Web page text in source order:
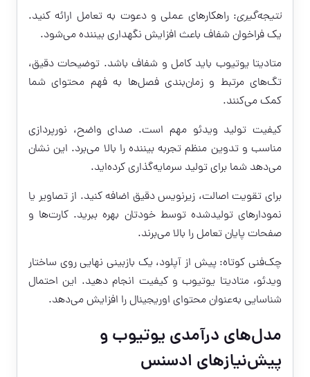
نتیجه‌گیری: راهکارهای عملی و دعوت به تعامل ارائه کنید.
یک فراخوان شفاف باعث افزایش نگهداری بیننده می‌شود.
متادیتا یوتیوب باید کامل و شفاف باشد. توضیحات دقیق،
تگ‌های مرتبط و زمان‌بندی فصل‌ها به فهم محتوای شما
کمک می‌کنند.
کیفیت تولید ویدئو مهم است. صدای واضح، نورپردازی
مناسب و تدوین منظم تجربه بیننده را بالا می‌برد. این نشان
می‌دهد شما برای تولید سرمایه‌گذاری کرده‌اید.
برای تقویت اصالت، زیرنویس دقیق اضافه کنید. از تصاویر یا
نمودارهای تولیدشده توسط خودتان بهره ببرید. کارت‌ها و
صفحات پایان تعامل را بالا می‌برند.
چک‌فنی کوتاه: پیش از آپلود، یک بازبینی نهایی روی ساختار
ویدئو، متادیتا یوتیوب و کیفیت انجام دهید. این احتمال
شناسایی به‌عنوان محتوای اوریجینال را افزایش می‌دهد.
مدل‌های درآمدی یوتیوب و
پیش‌نیازهای ادسنس